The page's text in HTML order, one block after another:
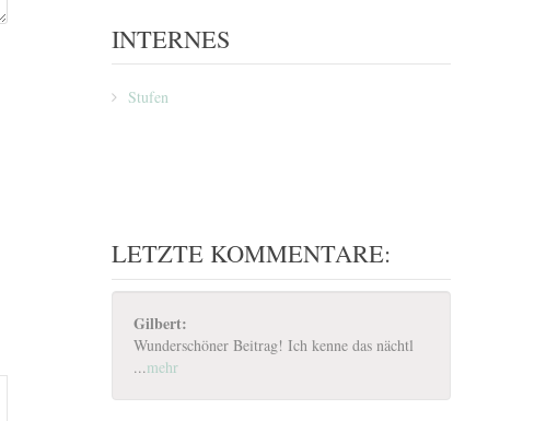
INTERNES
Stufen
LETZTE KOMMENTARE:
Gilbert:
Wunderschöner Beitrag! Ich kenne das nächtl
...mehr